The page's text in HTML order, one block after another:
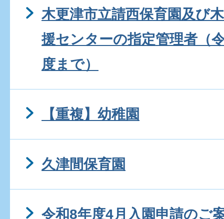
木更津市立請西保育園及び
援センターの指定管理者（
度まで）
【重複】幼稚園
久津間保育園
令和8年度4月入園申請のご